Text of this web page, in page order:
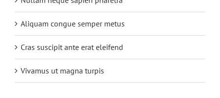
Aliquam congue semper metus
Cras suscipit ante erat eleifend
Vivamus ut magna turpis